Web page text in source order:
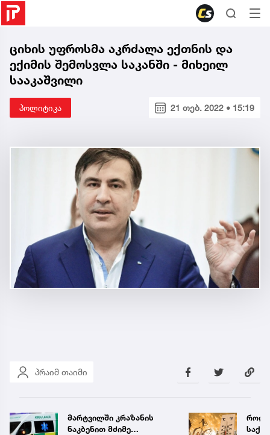
ციხის უფროსმა აკრძალა ექთნის და
ექიმის შემოსვლა საკანში - მიხეილ
სააკაშვილი
პოლიტიკა 21 თებ. 2022 • 15:19
პრაიმ თაიმი
მარტვილში კრაზანის
ნაკბენით მძიმე